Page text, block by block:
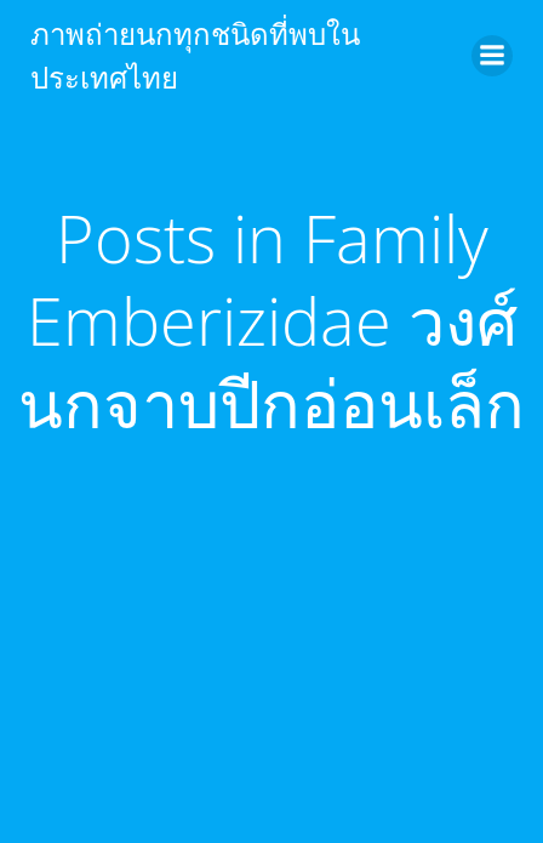
Skip
to
ภาพถ่ายนกทุกชนิดที่พบใน
ประเทศไทย
Posts in Family
Emberizidae วงศ์
นกจาบปีกอ่อนเล็ก